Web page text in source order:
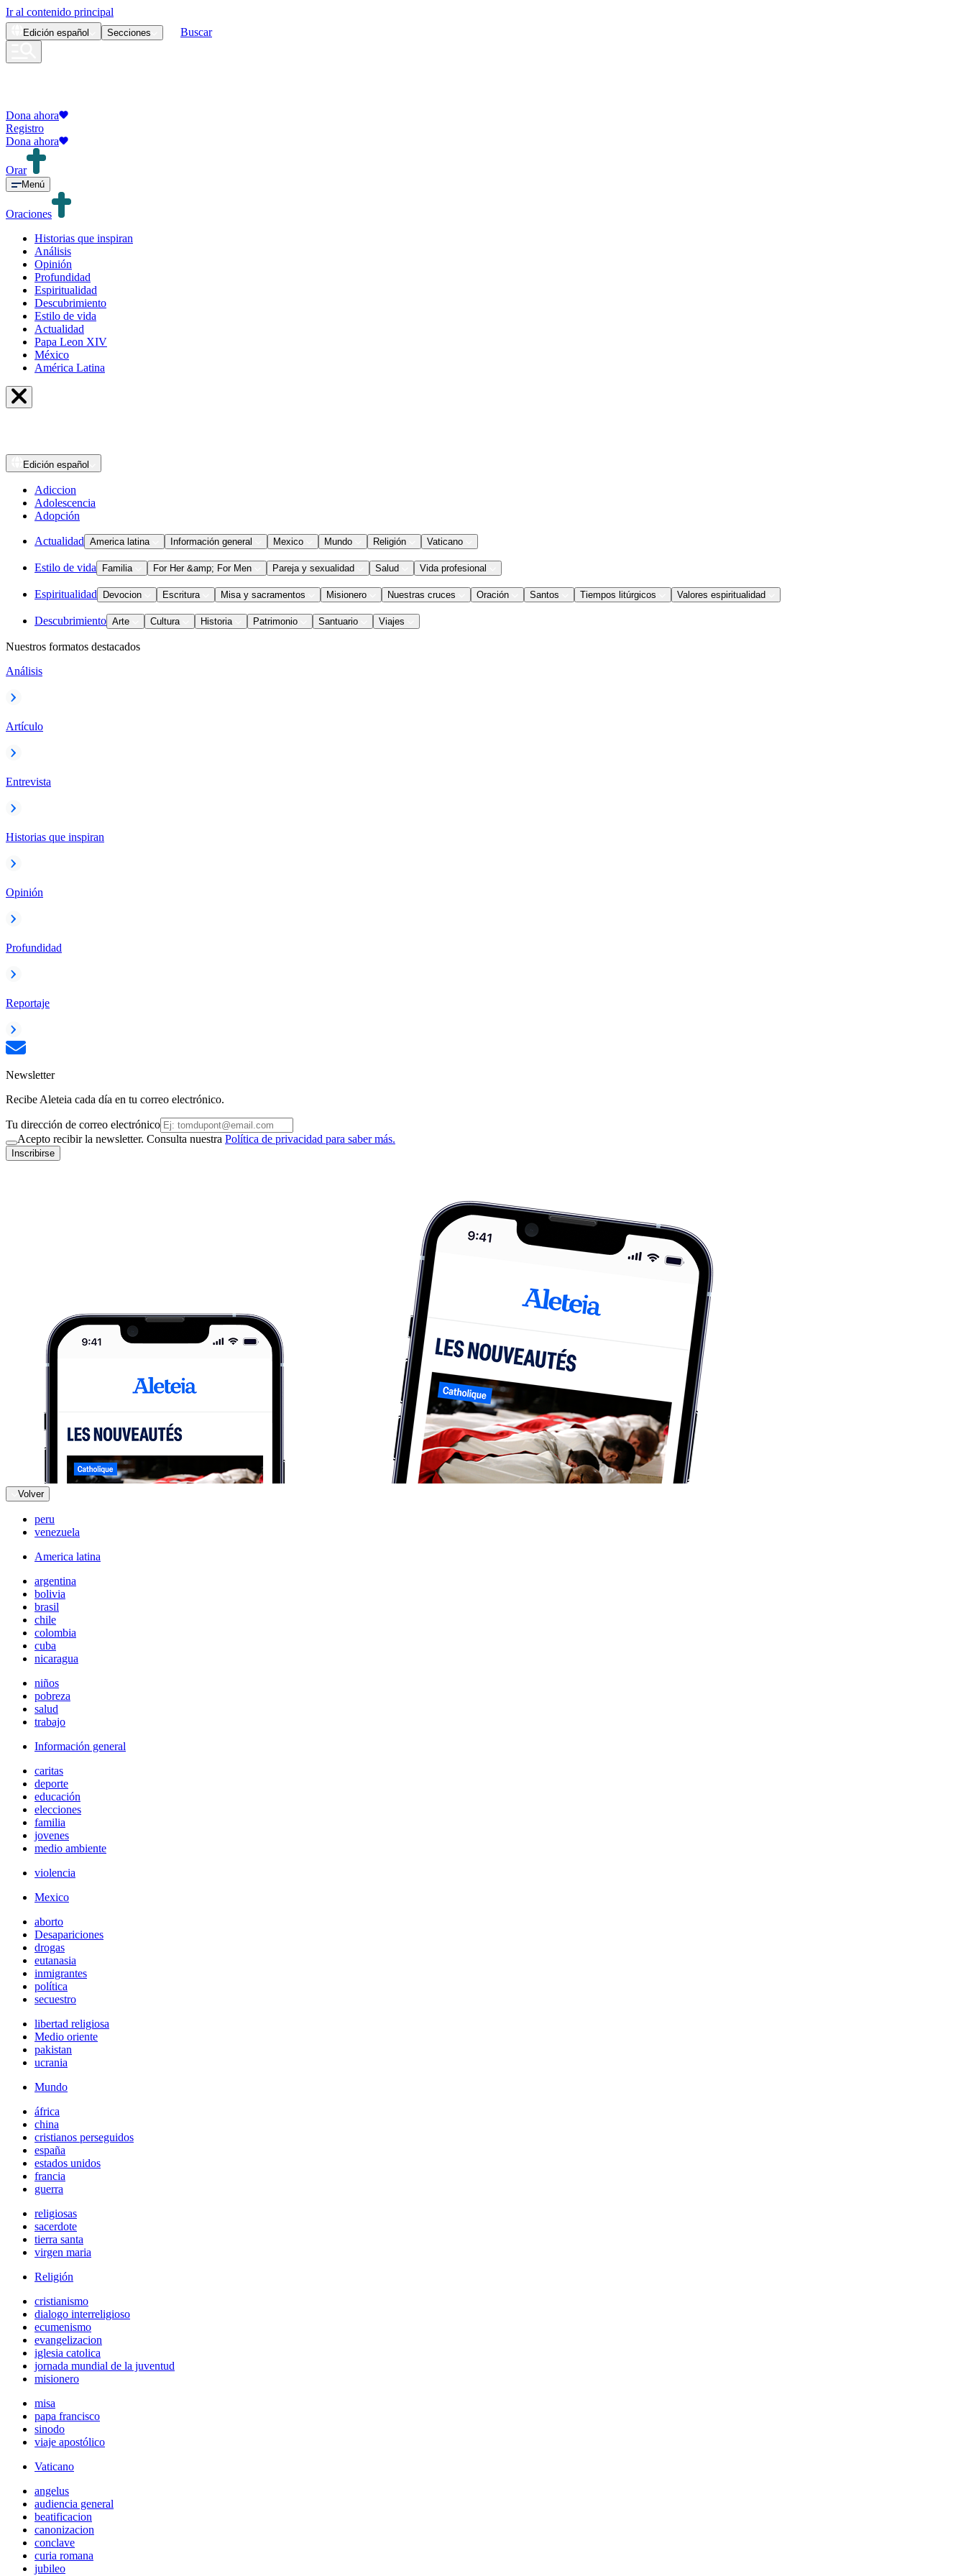
Ir al contenido principal
Edición español Secciones Buscar
Dona ahora
Registro
Dona ahora
Orar
Menú
Oraciones
Historias que inspiran
Análisis
Opinión
Profundidad
Espiritualidad
Descubrimiento
Estilo de vida
Actualidad
Papa Leon XIV
México
América Latina
Edición español
Adiccion
Adolescencia
Adopción
Actualidad America latina Información general Mexico Mundo Religión Vaticano
Estilo de vida Familia For Her &amp; For Men Pareja y sexualidad Salud Vida profesional
Espiritualidad Devocion Escritura Misa y sacramentos Misionero Nuestras cruces Oración Santos Tiempos litúrgicos Valores espiritualidad
Descubrimiento Arte Cultura Historia Patrimonio Santuario Viajes
Nuestros formatos destacados
Análisis
Artículo
Entrevista
Historias que inspiran
Opinión
Profundidad
Reportaje
Newsletter
Recibe Aleteia cada día en tu correo electrónico.
Tu dirección de correo electrónico
Acepto recibir la newsletter. Consulta nuestra Política de privacidad para saber más.
Inscribirse
Volver
peru
venezuela
America latina
argentina
bolivia
brasil
chile
colombia
cuba
nicaragua
niños
pobreza
salud
trabajo
Información general
caritas
deporte
educación
elecciones
familia
jovenes
medio ambiente
violencia
Mexico
aborto
Desapariciones
drogas
eutanasia
inmigrantes
política
secuestro
libertad religiosa
Medio oriente
pakistan
ucrania
Mundo
áfrica
china
cristianos perseguidos
españa
estados unidos
francia
guerra
religiosas
sacerdote
tierra santa
virgen maria
Religión
cristianismo
dialogo interreligioso
ecumenismo
evangelizacion
iglesia catolica
jornada mundial de la juventud
misionero
misa
papa francisco
sinodo
viaje apostólico
Vaticano
angelus
audiencia general
beatificacion
canonizacion
conclave
curia romana
jubileo